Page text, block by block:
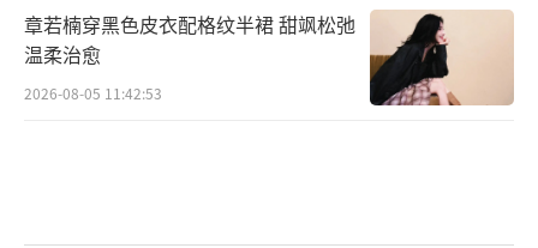
章若楠穿黑色皮衣配格纹半裙 甜飒松弛
温柔治愈
2026-08-05 11:42:53